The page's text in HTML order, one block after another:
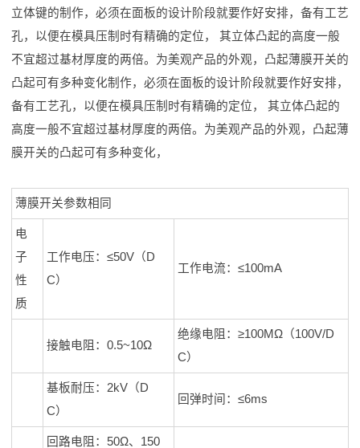
立体键的制作，必须在面板的设计阶段就要作好安排，备有工艺
孔，以便在模具压制时有精确的定位， 其立体凸起的高度一般
不宜超过基材厚度的两倍。为美观产品的外观，凸起薄膜开关的
凸起可有多种变化制作，必须在面板的设计阶段就要作好安排，
备有工艺孔，以便在模具压制时有精确的定位， 其立体凸起的
高度一般不宜超过基材厚度的两倍。为美观产品的外观，凸起薄
膜开关的凸起可有多种变化，
薄膜开关参数相同
电
子
性
质
工作电压：≤50V（D
C）
工作电流：≤100mA
接触电阻：0.5~10Ω
绝缘电阻：≥100MΩ（100V/D
C）
基板耐压：2kV（D
C）
回弹时间：≤6ms
回路电阻：50Ω、150